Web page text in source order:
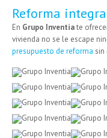
Reforma
En Grupo Inventiate
vivienda no se le escape
presupuesto de reforma sin